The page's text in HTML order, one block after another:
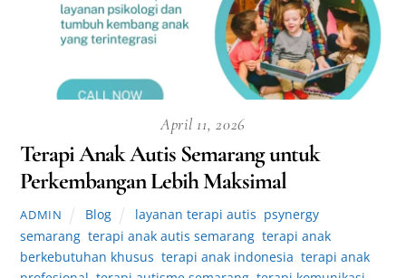
April 11, 2026
Terapi Anak Autis Semarang untuk
Perkembangan Lebih Maksimal
ADMIN Blog layanan terapi autis psynergy
semarang ,terapi anak autis semarang ,terapi anak
berkebutuhan khusus ,terapi anak indonesia ,terapi anak